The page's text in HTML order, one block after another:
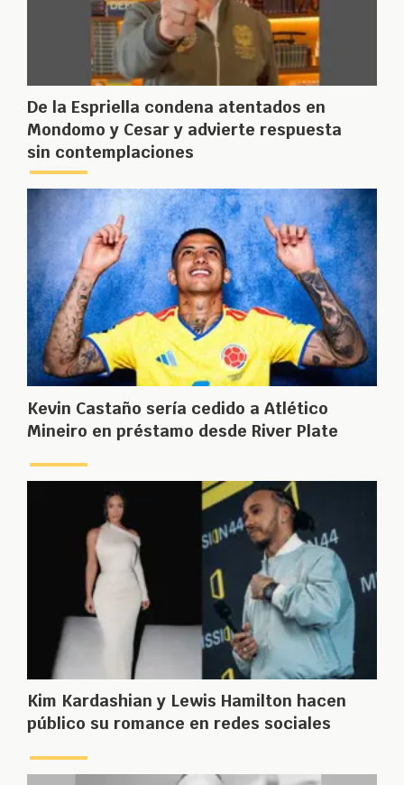
De la Espriella condena atentados en
Mondomo y Cesar y advierte respuesta
sin contemplaciones
Kevin Castaño sería cedido a Atlético
Mineiro en préstamo desde River Plate
Kim Kardashian y Lewis Hamilton hacen
público su romance en redes sociales